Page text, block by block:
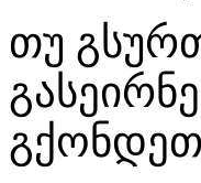
თუ